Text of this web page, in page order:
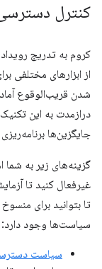
کنترل
کروم به تدریج رویداد
از ابزارهای مختلفی
شدن قریب‌الوقوع
درازمدت به این
جایگزین‌ها
گزینه‌های زیر به شما
غیرفعال کنید تا
تا بتوانید برای
سیاست‌ها وجود دارد:
سیاست